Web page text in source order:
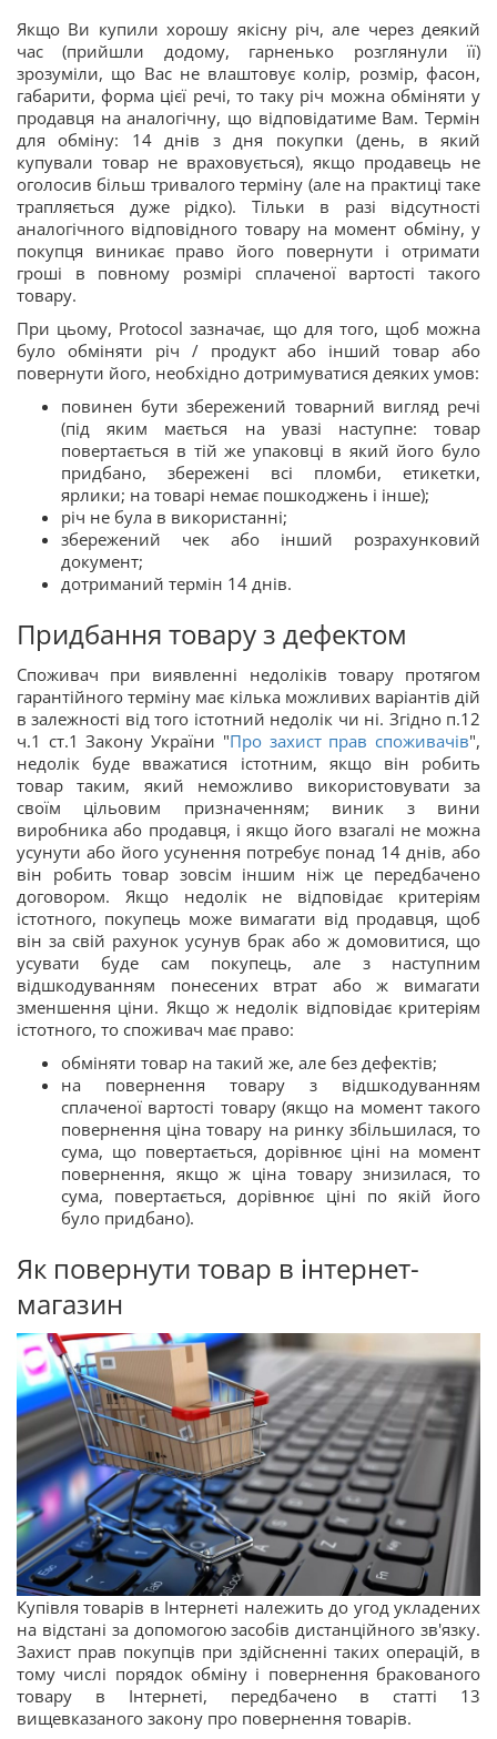
Якщо Ви купили хорошу якісну річ, але через деякий
час (прийшли додому, гарненько розглянули її)
зрозуміли, що Вас не влаштовує колір, розмір, фасон,
габарити, форма цієї речі, то таку річ можна обміняти у
продавця на аналогічну, що відповідатиме Вам. Термін
для обміну: 14 днів з дня покупки (день, в який
купували товар не враховується), якщо продавець не
оголосив більш тривалого терміну (але на практиці таке
трапляється дуже рідко). Тільки в разі відсутності
аналогічного відповідного товару на момент обміну, у
покупця виникає право його повернути і отримати
гроші в повному розмірі сплаченої вартості такого
товару.
При цьому, Protocol зазначає, що для того, щоб можна
було обміняти річ / продукт або інший товар або
повернути його, необхідно дотримуватися деяких умов:
повинен бути збережений товарний вигляд речі
(під яким мається на увазі наступне: товар
повертається в тій же упаковці в який його було
придбано, збережені всі пломби, етикетки,
ярлики; на товарі немає пошкоджень і інше);
річ не була в використанні;
збережений чек або інший розрахунковий
документ;
дотриманий термін 14 днів.
Придбання товару з дефектом
Споживач при виявленні недоліків товару протягом
гарантійного терміну має кілька можливих варіантів дій
в залежності від того істотний недолік чи ні. Згідно п.12
ч.1 ст.1 Закону України "Про захист прав споживачів",
недолік буде вважатися істотним, якщо він робить
товар таким, який неможливо використовувати за
своїм цільовим призначенням; виник з вини
виробника або продавця, і якщо його взагалі не можна
усунути або його усунення потребує понад 14 днів, або
він робить товар зовсім іншим ніж це передбачено
договором. Якщо недолік не відповідає критеріям
істотного, покупець може вимагати від продавця, щоб
він за свій рахунок усунув брак або ж домовитися, що
усувати буде сам покупець, але з наступним
відшкодуванням понесених втрат або ж вимагати
зменшення ціни. Якщо ж недолік відповідає критеріям
істотного, то споживач має право:
обміняти товар на такий же, але без дефектів;
на повернення товару з відшкодуванням
сплаченої вартості товару (якщо на момент такого
повернення ціна товару на ринку збільшилася, то
сума, що повертається, дорівнює ціні на момент
повернення, якщо ж ціна товару знизилася, то
сума, повертається, дорівнює ціні по якій його
було придбано).
Як повернути товар в інтернет-
магазин
Купівля товарів в Інтернеті належить до угод укладених
на відстані за допомогою засобів дистанційного зв'язку.
Захист прав покупців при здійсненні таких операцій, в
тому числі порядок обміну і повернення бракованого
товару в Інтернеті, передбачено в статті 13
вищевказаного закону про повернення товарів.